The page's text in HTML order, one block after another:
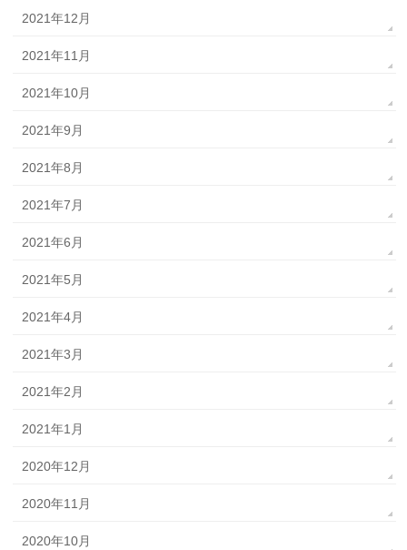
2021年12月
2021年11月
2021年10月
2021年9月
2021年8月
2021年7月
2021年6月
2021年5月
2021年4月
2021年3月
2021年2月
2021年1月
2020年12月
2020年11月
2020年10月